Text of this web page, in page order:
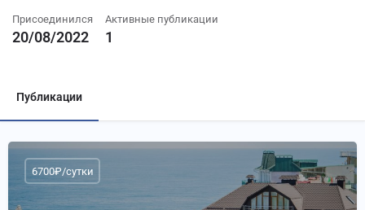
Присоединился
20/08/2022
Активные публикации
1
Публикации
6700₽/сутки